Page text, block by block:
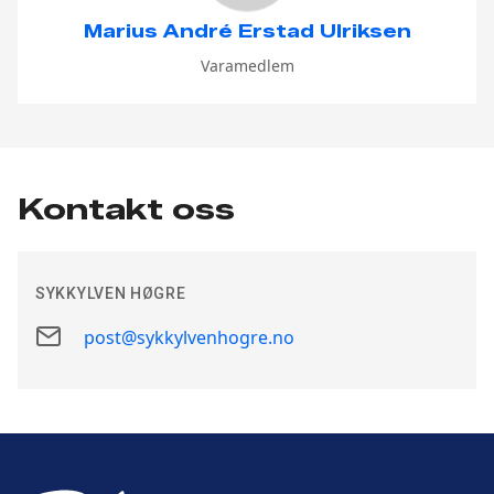
Marius André Erstad Ulriksen
Varamedlem
Kontakt oss
SYKKYLVEN HØGRE
E-
post@sykkylvenhogre.no